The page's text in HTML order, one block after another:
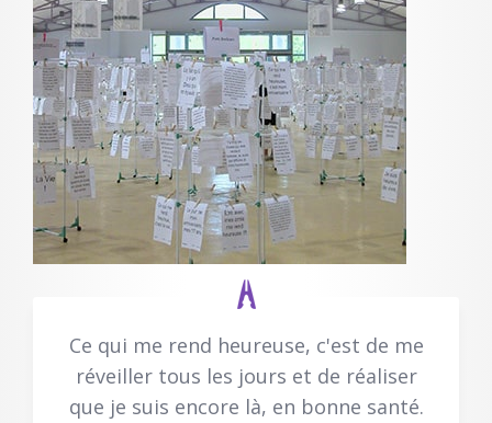
Ce qui me rend heureuse, c'est de me
réveiller tous les jours et de réaliser
que je suis encore là, en bonne santé.